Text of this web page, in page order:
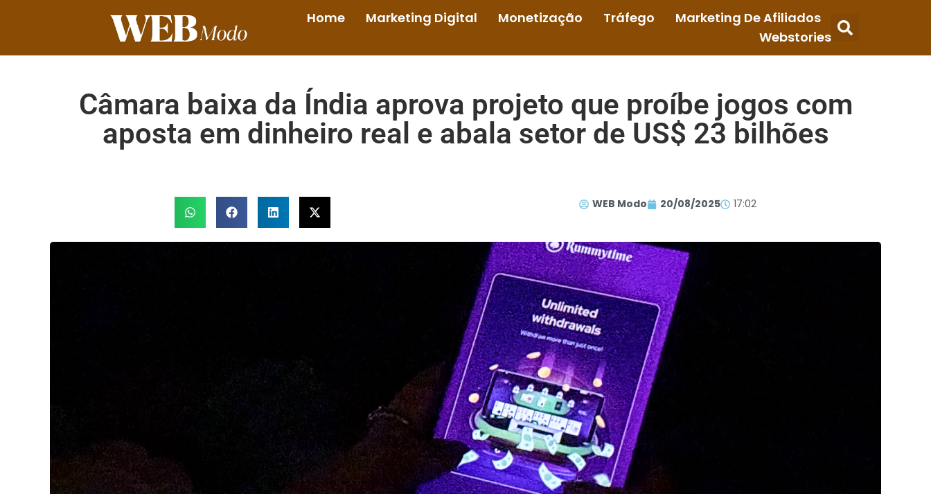
Home Marketing Digital Monetização Tráfego
Marketing De Afiliados
Webstories
Câmara baixa da Índia aprova projeto que proíbe jogos com
aposta em dinheiro real e abala setor de US$ 23 bilhões
WEB Modo 20/08/2025 17:02